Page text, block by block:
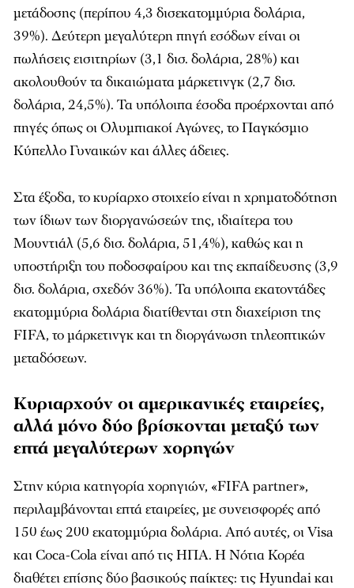
μετάδοσης (περίπου 4,3 δισεκατομμύρια δολάρια,
39%). Δεύτερη μεγαλύτερη πηγή εσόδων είναι οι
πωλήσεις εισιτηρίων (3,1 δισ. δολάρια, 28%) και
ακολουθούν τα δικαιώματα μάρκετινγκ (2,7 δισ.
δολάρια, 24,5%). Τα υπόλοιπα έσοδα προέρχονται από
πηγές όπως οι Ολυμπιακοί Αγώνες, το Παγκόσμιο
Κύπελλο Γυναικών και άλλες άδειες.
Στα έξοδα, το κυρίαρχο στοιχείο είναι η χρηματοδότηση
των ίδιων των διοργανώσεών της, ιδιαίτερα του
Μουντιάλ (5,6 δισ. δολάρια, 51,4%), καθώς και η
υποστήριξη του ποδοσφαίρου και της εκπαίδευσης (3,9
δισ. δολάρια, σχεδόν 36%). Τα υπόλοιπα εκατοντάδες
εκατομμύρια δολάρια διατίθενται στη διαχείριση της
FIFA, το μάρκετινγκ και τη διοργάνωση τηλεοπτικών
μεταδόσεων.
Κυριαρχούν οι αμερικανικές εταιρείες,
αλλά μόνο δύο βρίσκονται μεταξύ των
επτά μεγαλύτερων χορηγών
Στην κύρια κατηγορία χορηγιών, «FIFA partner»,
περιλαμβάνονται επτά εταιρείες, με συνεισφορές από
150 έως 200 εκατομμύρια δολάρια. Από αυτές, οι Visa
και Coca-Cola είναι από τις ΗΠΑ. Η Νότια Κορέα
διαθέτει επίσης δύο βασικούς παίκτες: τις Hyundai και